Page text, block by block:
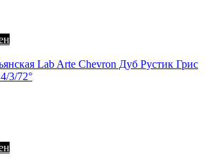
Lab Arte Chevron Дуб Рустик Грис
3/72°